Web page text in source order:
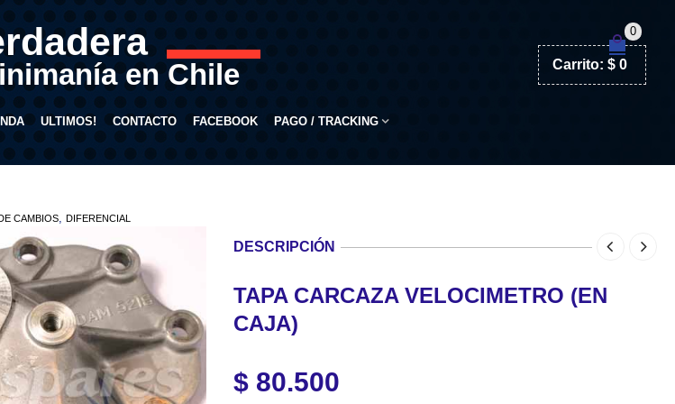
en Chile
0
Carrito: $0
ULTIMOS! CONTACTO FACEBOOK PAGO / TRACKING
CAMBIOS, DIFERENCIAL
DESCRIPCIÓN
TAPA CARCAZA VELOCIMETRO (EN
CAJA)
$80.500